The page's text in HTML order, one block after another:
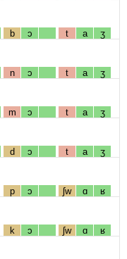
b ɔ t a ʒ
n ɔ t a ʒ
m ɔ t a ʒ
d ɔ t a ʒ
p ɔ ʃw ɑ ʁ
k ɔ ʃw ɑ ʁ